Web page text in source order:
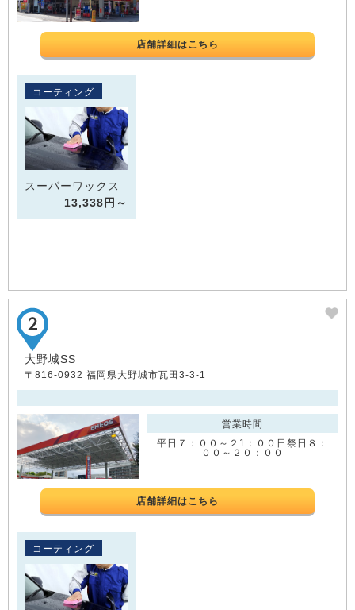
店舗詳細はこちら
コーティング
スーパーワックス
13,338円～
大野城SS
〒816-0932 福岡県大野城市瓦田3-3-1
営業時間
平日７：００～２1：００日祭日８：
００～２０：００
店舗詳細はこちら
コーティング